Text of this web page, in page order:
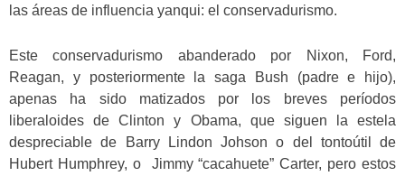
las áreas de influencia yanqui: el conservadurismo.
Este conservadurismo abanderado por Nixon, Ford,
Reagan, y posteriormente la saga Bush (padre e hijo),
apenas ha sido matizados por los breves períodos
liberaloides de Clinton y Obama, que siguen la estela
despreciable de Barry Lindon Johson o del tontoútil de
Hubert Humphrey, o Jimmy “cacahuete” Carter, pero estos